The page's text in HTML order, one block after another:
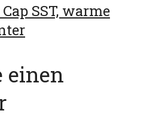
SST, warme
einen